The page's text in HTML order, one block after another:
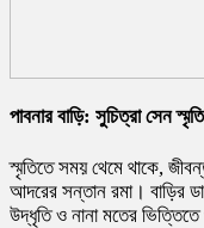
পাবনার বাড়ি: সুচিত্রা সেন
স্মৃতিতে সময় থেমে থাকে,
আদরের সন্তান রমা। বাড়ির
উদ্ধৃতি ও নানা মতের ভিত্তিতে